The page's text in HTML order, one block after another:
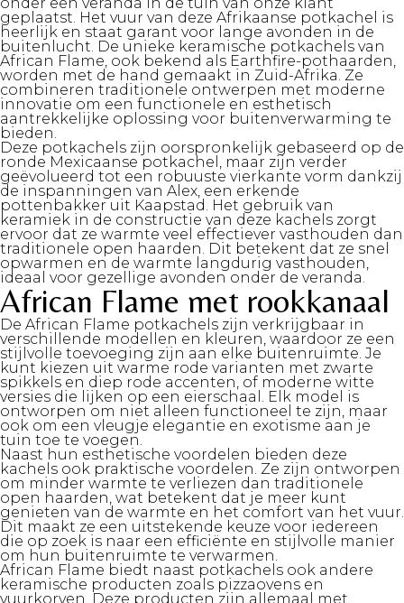
geplaatst. Het vuur van deze Afrikaanse potkachel is
heerlijk en staat garant voor lange avonden in de
buitenlucht. De unieke keramische potkachels van
African Flame, ook bekend als Earthfire-pothaarden,
worden met de hand gemaakt in Zuid-Afrika. Ze
combineren traditionele ontwerpen met moderne
innovatie om een functionele en esthetisch
aantrekkelijke oplossing voor buitenverwarming te
bieden.
Deze potkachels zijn oorspronkelijk gebaseerd op de
ronde Mexicaanse potkachel, maar zijn verder
geëvolueerd tot een robuuste vierkante vorm dankzij
de inspanningen van Alex, een erkende
pottenbakker uit Kaapstad. Het gebruik van
keramiek in de constructie van deze kachels zorgt
ervoor dat ze warmte veel effectiever vasthouden dan
traditionele open haarden. Dit betekent dat ze snel
opwarmen en de warmte langdurig vasthouden,
ideaal voor gezellige avonden onder de veranda.
African Flame met rookkanaal
De African Flame potkachels zijn verkrijgbaar in
verschillende modellen en kleuren, waardoor ze een
stijlvolle toevoeging zijn aan elke buitenruimte. Je
kunt kiezen uit warme rode varianten met zwarte
spikkels en diep rode accenten, of moderne witte
versies die lijken op een eierschaal. Elk model is
ontworpen om niet alleen functioneel te zijn, maar
ook om een vleugje elegantie en exotisme aan je
tuin toe te voegen.
Naast hun esthetische voordelen bieden deze
kachels ook praktische voordelen. Ze zijn ontworpen
om minder warmte te verliezen dan traditionele
open haarden, wat betekent dat je meer kunt
genieten van de warmte en het comfort van het vuur.
Dit maakt ze een uitstekende keuze voor iedereen
die op zoek is naar een efficiënte en stijlvolle manier
om hun buitenruimte te verwarmen.
African Flame biedt naast potkachels ook andere
keramische producten zoals pizzaovens en
vuurkorven. Deze producten zijn allemaal met